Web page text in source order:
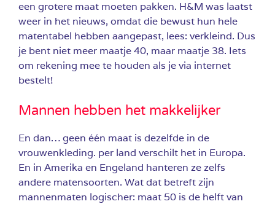
een grotere maat moeten pakken. H&M was laatst
weer in het nieuws, omdat die bewust hun hele
matentabel hebben aangepast, lees: verkleind. Dus
je bent niet meer maatje 40, maar maatje 38. Iets
om rekening mee te houden als je via internet
bestelt!
Mannen hebben het makkelijker
En dan… geen één maat is dezelfde in de
vrouwenkleding. per land verschilt het in Europa.
En in Amerika en Engeland hanteren ze zelfs
andere matensoorten. Wat dat betreft zijn
mannenmaten logischer: maat 50 is de helft van